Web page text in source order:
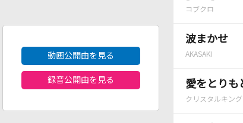
コブクロ
波まかせ
AKASAKI
愛をとりも
クリスタルキング
動画公開曲を見る
録音公開曲を見る